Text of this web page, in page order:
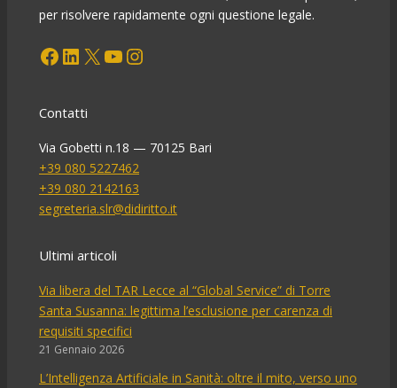
per risolvere rapidamente ogni questione legale.
Facebook LinkedIn X YouTube Instagram
Contatti
Via Gobetti n.18 — 70125 Bari
+39 080 5227462
+39 080 2142163
segreteria.slr@didiritto.it
Ultimi articoli
Via libera del TAR Lecce al “Global Service” di Torre
Santa Susanna: legittima l’esclusione per carenza di
requisiti specifici
21 Gennaio 2026
L’Intelligenza Artificiale in Sanità: oltre il mito, verso uno